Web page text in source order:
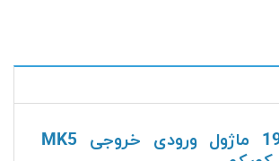
1900520033 ماژول ورودی خروجی MK5